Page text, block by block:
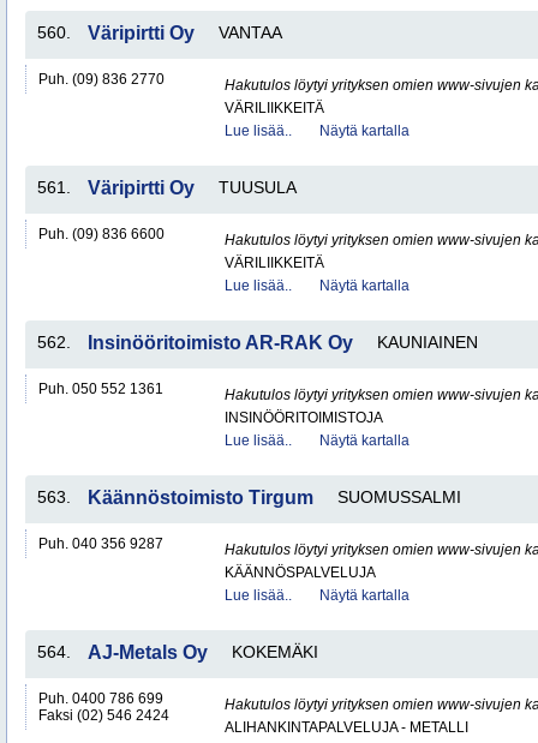
560. Väripirtti Oy VANTAA
Puh. (09) 836 2770
Hakutulos löytyi yrityksen omien www-sivujen
VÄRILIIKKEITÄ
Lue lisää..
Näytä kartalla
561. Väripirtti Oy TUUSULA
Puh. (09) 836 6600
Hakutulos löytyi yrityksen omien www-sivujen
VÄRILIIKKEITÄ
Lue lisää..
Näytä kartalla
562. Insinööritoimisto AR-RAK Oy KAUNIAINEN
Puh. 050 552 1361
Hakutulos löytyi yrityksen omien www-sivujen
INSINÖÖRITOIMISTOJA
Lue lisää..
Näytä kartalla
563. Käännöstoimisto Tirgum SUOMUSSALMI
Puh. 040 356 9287
Hakutulos löytyi yrityksen omien www-sivujen
KÄÄNNÖSPALVELUJA
Lue lisää..
Näytä kartalla
564. AJ-Metals Oy KOKEMÄKI
Puh. 0400 786 699
Faksi (02) 546 2424
Hakutulos löytyi yrityksen omien www-sivujen
ALIHANKINTAPALVELUJA - METALLI